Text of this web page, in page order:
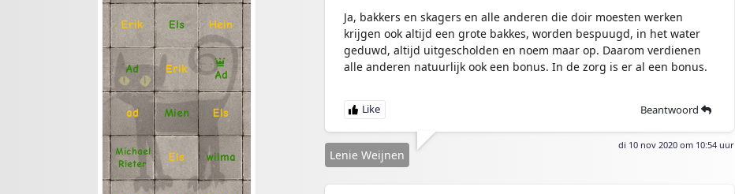
Erik Els Hein
Ad Erik
Ad
ad Mien Els
Michael
Rieter
Els wilma
Ja, bakkers en skagers en alle anderen die doir moesten werken
krijgen ook altijd een grote bakkes, worden bespuugd, in het water
geduwd, altijd uitgescholden en noem maar op. Daarom verdienen
alle anderen natuurlijk ook een bonus. In de zorg is er al een bonus.
Beantwoord
di 10 nov 2020 om 10:54 uur
Lenie Weijnen